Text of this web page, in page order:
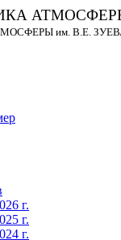
им. В.Е.
г.
г.
г.